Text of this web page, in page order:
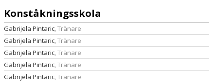
Konståkningsskola
Gabrijela Pintaric, Tränare
Gabrijela Pintaric, Tränare
Gabrijela Pintaric, Tränare
Gabrijela Pintaric, Tränare
Gabrijela Pintaric, Tränare